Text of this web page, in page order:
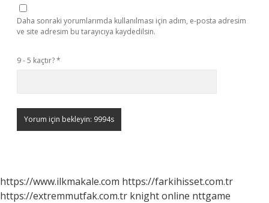
Daha sonraki yorumlarımda kullanılması için adım, e-posta adresim
ve site adresim bu tarayıcıya kaydedilsin.
9 - 5 kaçtır?*
https://www.ilkmakale.com https://farkihisset.com.tr
https://extremmutfak.com.tr knight online nttgame